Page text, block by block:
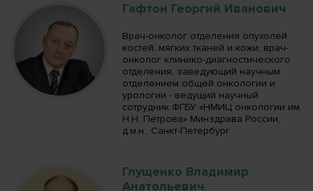
Гафтон Георгий Иванович
Врач-онколог отделения опухолей
костей, мягких тканей и кожи, врач-
онколог клинико-диагностического
отделения, заведующий научным
отделением общей онкологии и
урологии - ведущий научный
сотрудник ФГБУ «НМИЦ онкологии им.
Н.Н. Петрова» Минздрава России,
д.м.н., Санкт-Петербург
Глущенко Владимир
Анатольевич